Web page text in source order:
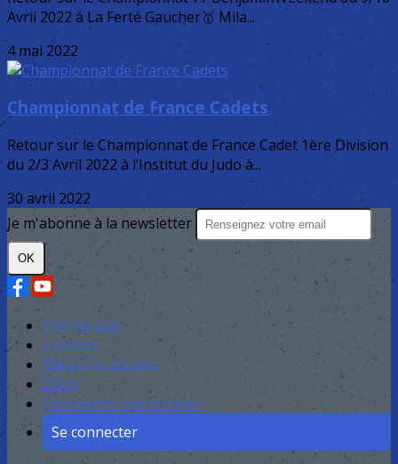
Avril 2022 à La Ferté Gaucher🥇 Mila...
4 mai 2022
Championnat de France Cadets
Retour sur le Championnat de France Cadet 1ère Division
du 2/3 Avril 2022 à l’Institut du Judo à...
30 avril 2022
Je m'abonne à la newsletter
OK
Plan du site
Licences
Mentions légales
CGUV
Paramétrer vos cookies
Se connecter